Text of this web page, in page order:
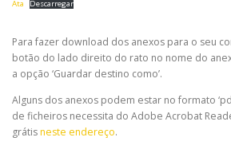
Ata Descarregar
Para fazer download dos anexos para o seu
botão do lado direito do rato no nome do
a opção ‘Guardar destino como’.
Alguns dos anexos podem estar no formato
de ficheiros necessita do Adobe Acrobat
grátisneste endereço.